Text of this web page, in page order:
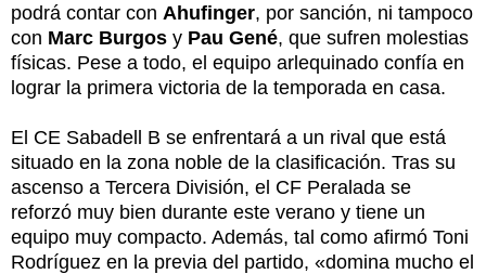
podrá contar con Ahufinger, por sanción, ni tampoco
con Marc Burgos y Pau Gené, que sufren molestias
físicas. Pese a todo, el equipo arlequinado confía en
lograr la primera victoria de la temporada en casa.
El CE Sabadell B se enfrentará a un rival que está
situado en la zona noble de la clasificación. Tras su
ascenso a Tercera División, el CF Peralada se
reforzó muy bien durante este verano y tiene un
equipo muy compacto. Además, tal como afirmó Toni
Rodríguez en la previa del partido, «domina mucho el